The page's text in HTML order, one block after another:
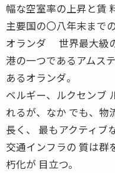
幅な空室率の上昇と賃
主要国の〇八年末まで
オランダ 世界最大級
港の一つであるアムス
あるオランダ。
ベルギー、ルクセンブ
れるが、なか でも、物
長く、 最もアクティブ
交通インフラの 質は群
朽化が 目立つ。